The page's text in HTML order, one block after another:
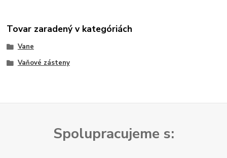
Tovar zaradený v kategóriách
Vane
Vaňové zásteny
Spolupracujeme s: